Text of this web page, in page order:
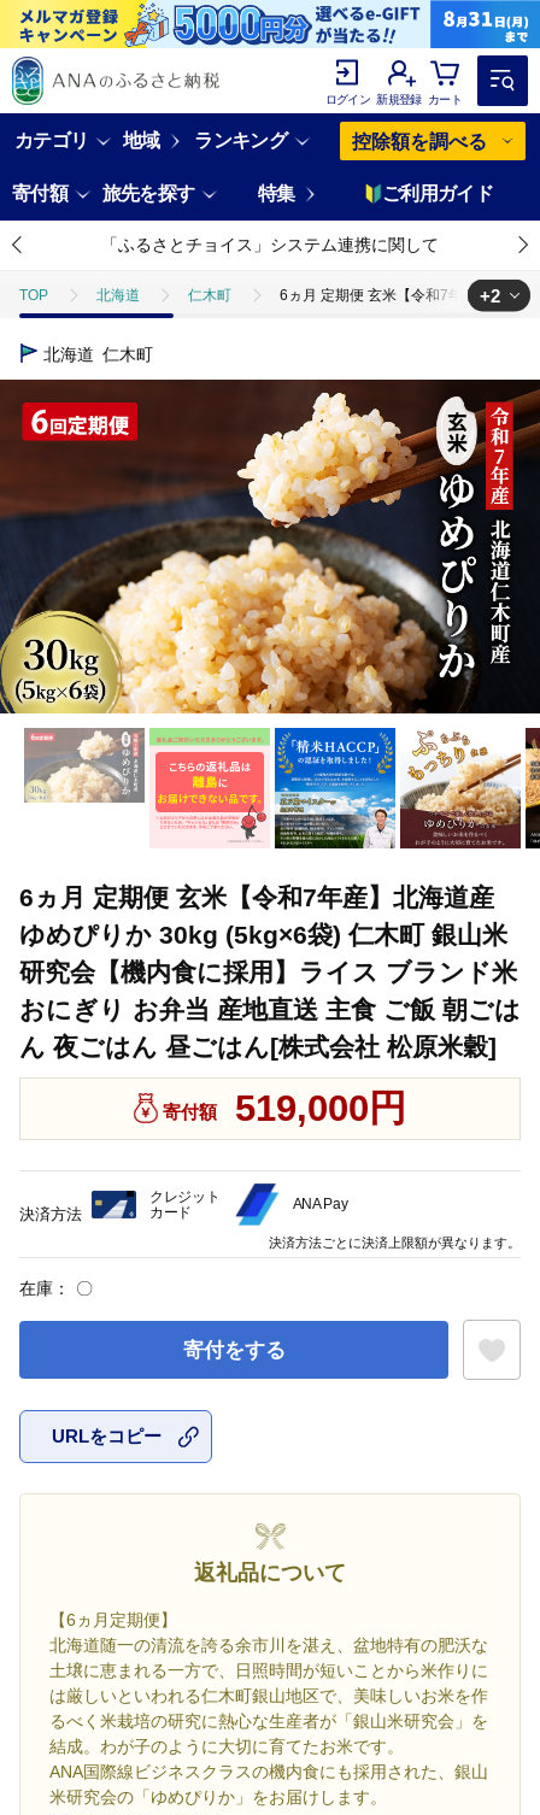
ログイン 新規登録 カート
カテゴリ 地域 ランキング 控除額を調べる
寄付額 旅先を探す 特集 ご利用ガイド
「ふるさとチョイス」システム連携に関して
TOP 北海道 仁木町 6ヵ月 定期便 玄米【令和7年産】北海
TOP
6ヵ月 定期便 玄米【
+2
北海道 仁木町
6ヵ月 定期便 玄米【令和7年産】北海道産
ゆめぴりか 30kg (5kg×6袋) 仁木町 銀山米
研究会【機内食に採用】ライス ブランド米
おにぎり お弁当 産地直送 主食 ご飯 朝ごは
ん 夜ごはん 昼ごはん[株式会社 松原米穀]
寄付額 519,000円
在庫： 〇
寄付をする
URLをコピー
返礼品について
【6ヵ月定期便】
北海道随一の清流を誇る余市川を湛え、盆地特有の肥沃な
土壌に恵まれる一方で、日照時間が短いことから米作りに
は厳しいといわれる仁木町銀山地区で、美味しいお米を作
るべく米栽培の研究に熱心な生産者が「銀山米研究会」を
結成。わが子のように大切に育てたお米です。
ANA国際線ビジネスクラスの機内食にも採用された、銀山
米研究会の「ゆめぴりか」をお届けします。
決済方法
クレジット
カード
ANA Pay
決済方法ごとに決済上限額が異なります。